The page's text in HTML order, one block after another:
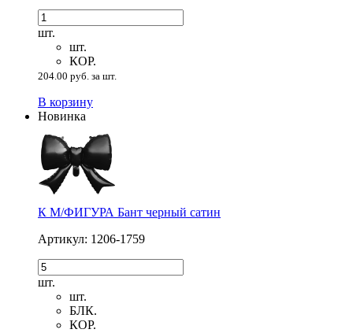
шт.
шт.
КОР.
204.00 руб. за шт.
В корзину
Новинка
К М/ФИГУРА Бант черный сатин
Артикул: 1206-1759
шт.
шт.
БЛК.
КОР.